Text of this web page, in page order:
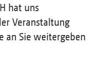
hat uns
Veranstaltung
Sie weitergeben